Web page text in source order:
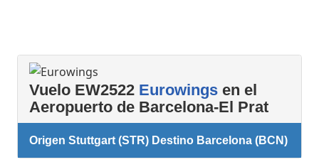
Vuelo EW2522 Eurowings en el
Aeropuerto de Barcelona-El Prat
Origen Stuttgart (STR) Destino Barcelona (BCN)